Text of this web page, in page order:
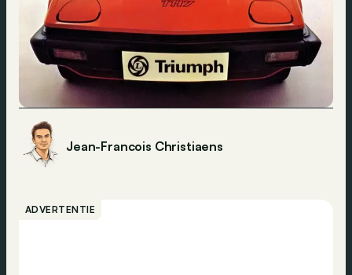
Jean-Francois Christiaens
ADVERTENTIE